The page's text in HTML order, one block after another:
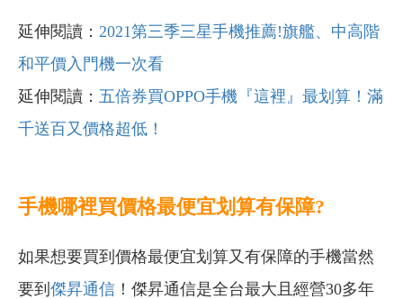
延伸閱讀： 2021第三季三星手機推薦!旗艦、中高階
和平價入門機一次看
延伸閱讀： 五倍券買OPPO手機『這裡』最划算！滿
千送百又價格超低！
手機哪裡買價格最便宜划算有保障?
如果想要買到價格最便宜划算又有保障的手機當然
要到 傑昇通信 ！傑昇通信是全台最大且經營30多年